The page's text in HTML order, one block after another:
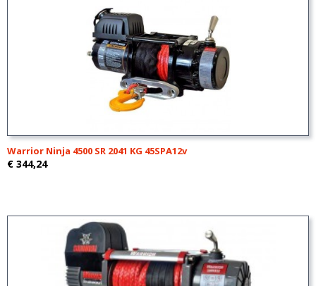
Warrior Ninja 4500 SR 2041 KG 45SPA12v
€ 344,24